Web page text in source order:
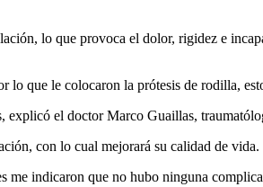
lo que provoca el dolor, rigidez e
lo que le colocaron la prótesis de rodilla,
explicó el doctor Marco Guaillas,
con lo cual mejorará su calidad de vida.
indicaron que no hubo ninguna